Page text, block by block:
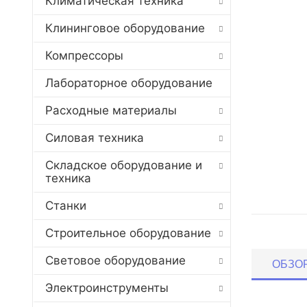
Клининговое оборудование
Компрессоры
Лабораторное оборудование
Расходные материалы
Силовая техника
Складское оборудование и
техника
Станки
Строительное оборудование
Световое оборудование
Электроинструменты